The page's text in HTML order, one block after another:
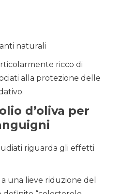
naturali
ricco di
alla protezione delle
d’oliva per
riguarda gli effetti
a una lieve riduzione del